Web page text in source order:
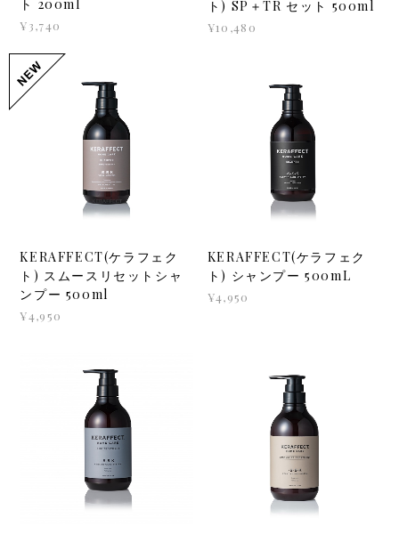
ト 200ml
¥3,740
ト) SP＋TR セット 500ml
¥10,480
KERAFFECT(ケラフェク
ト) スムースリセットシャ
ンプー 500ml
¥4,950
KERAFFECT(ケラフェク
ト) シャンプー 500mL
¥4,950